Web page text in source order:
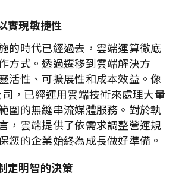
實現敏捷性
的時代已經過去，雲端運算徹底
方式。透過遷移到雲端解決方
活性、可擴展性和成本效益。像
，已經運用雲端技術來處理大量
圍的無縫串流媒體服務。對於執
，雲端提供了依需求調整營運規
您的企業始終為成長做好準備。
定明智的決策